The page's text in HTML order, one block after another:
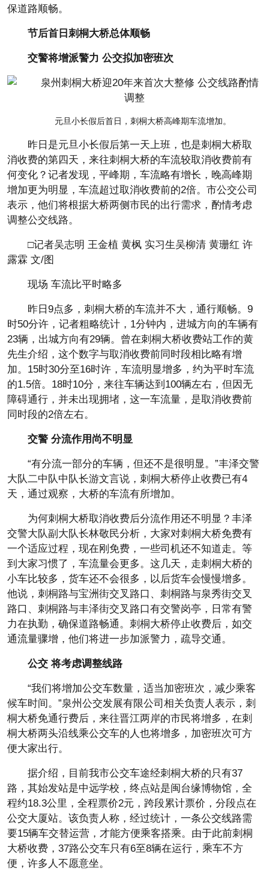
保道路顺畅。
节后首日刺桐大桥总体顺畅
交警将增派警力 公交拟加密班次
元旦小长假后首日，刺桐大桥高峰期车流增加。
昨日是元旦小长假后第一天上班，也是刺桐大桥取
消收费的第四天，来往刺桐大桥的车流较取消收费前有
何变化？记者发现，平峰期，车流略有增长，晚高峰期
增加更为明显，车流超过取消收费前的2倍。市公交公司
表示，他们将根据大桥两侧市民的出行需求，酌情考虑
调整公交线路。
□记者吴志明 王金植 黄枫 实习生吴柳清 黄珊红 许
露霖 文/图
现场 车流比平时略多
昨日9点多，刺桐大桥的车流并不大，通行顺畅。9
时50分许，记者粗略统计，1分钟内，进城方向的车辆有
23辆，出城方向有29辆。曾在刺桐大桥收费站工作的黄
先生介绍，这个数字与取消收费前同时段相比略有增
加。15时30分至16时许，车流明显增多，约为平时车流
的1.5倍。18时10分，来往车辆达到100辆左右，但因无
障碍通行，并未出现拥堵，这一车流量，是取消收费前
同时段的2倍左右。
交警 分流作用尚不明显
“有分流一部分的车辆，但还不是很明显。”丰泽交警
大队二中队中队长游文言说，刺桐大桥停止收费已有4
天，通过观察，大桥的车流有所增加。
为何刺桐大桥取消收费后分流作用还不明显？丰泽
交警大队副大队长林敬民分析，大家对刺桐大桥免费有
一个适应过程，现在刚免费，一些司机还不知道走。等
到大家习惯了，车流量会更多。这几天，走刺桐大桥的
小车比较多，货车还不会很多，以后货车会慢慢增多。
他说，刺桐路与宝洲街交叉路口、刺桐路与泉秀街交叉
路口、刺桐路与丰泽街交叉路口有交警岗亭，日常有警
力在执勤，确保道路畅通。刺桐大桥停止收费后，如交
通流量骤增，他们将进一步加派警力，疏导交通。
公交 将考虑调整线路
“我们将增加公交车数量，适当加密班次，减少乘客
候车时间。”泉州公交发展有限公司相关负责人表示，刺
桐大桥免通行费后，来往晋江两岸的市民将增多，在刺
桐大桥两头沿线乘公交车的人也将增多，加密班次可方
便大家出行。
据介绍，目前我市公交车途经刺桐大桥的只有37
路，其始发站是中远学校，终点站是闽台缘博物馆，全
程约18.3公里，全程票价2元，跨段累计票价，分段点在
公交大厦站。该负责人称，经过统计，一条公交线路需
要15辆车交替运营，才能方便乘客搭乘。由于此前刺桐
大桥收费，37路公交车只有6至8辆在运行，乘车不方
便，许多人不愿意坐。